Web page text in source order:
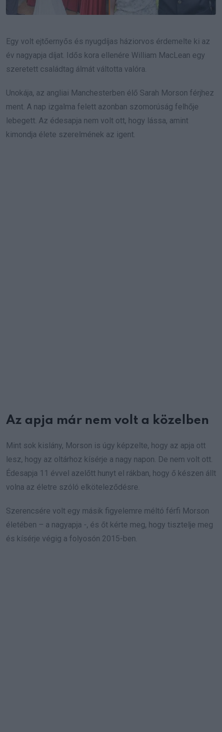
Egy volt ejtőernyős és nyugdíjas háziorvos érdemelte ki az
év nagyapja díjat. Idős kora ellenére William MacLean egy
szeretett családtag álmát váltotta valóra.
Unokája, az angliai Manchesterben élő Sarah Morson férjhez
ment. A nap izgalma felett azonban szomorúság felhője
lebegett. Az édesapja nem volt ott, hogy lássa, amint
kimondja élete szerelmének az igent.
Az apja már nem volt a közelben
Mint sok kislány, Morson is úgy képzelte, hogy az apja ott
lesz, hogy az oltárhoz kísérje a nagy napon. De nem volt ott.
Édesapja 11 évvel azelőtt hunyt el rákban, hogy ő készen állt
volna az életre szóló elköteleződésre.
Szerencsére volt egy másik figyelemre méltó férfi Morson
életében – a nagyapja -, és őt kérte meg, hogy tisztelje meg
és kísérje végig a folyosón 2015-ben.